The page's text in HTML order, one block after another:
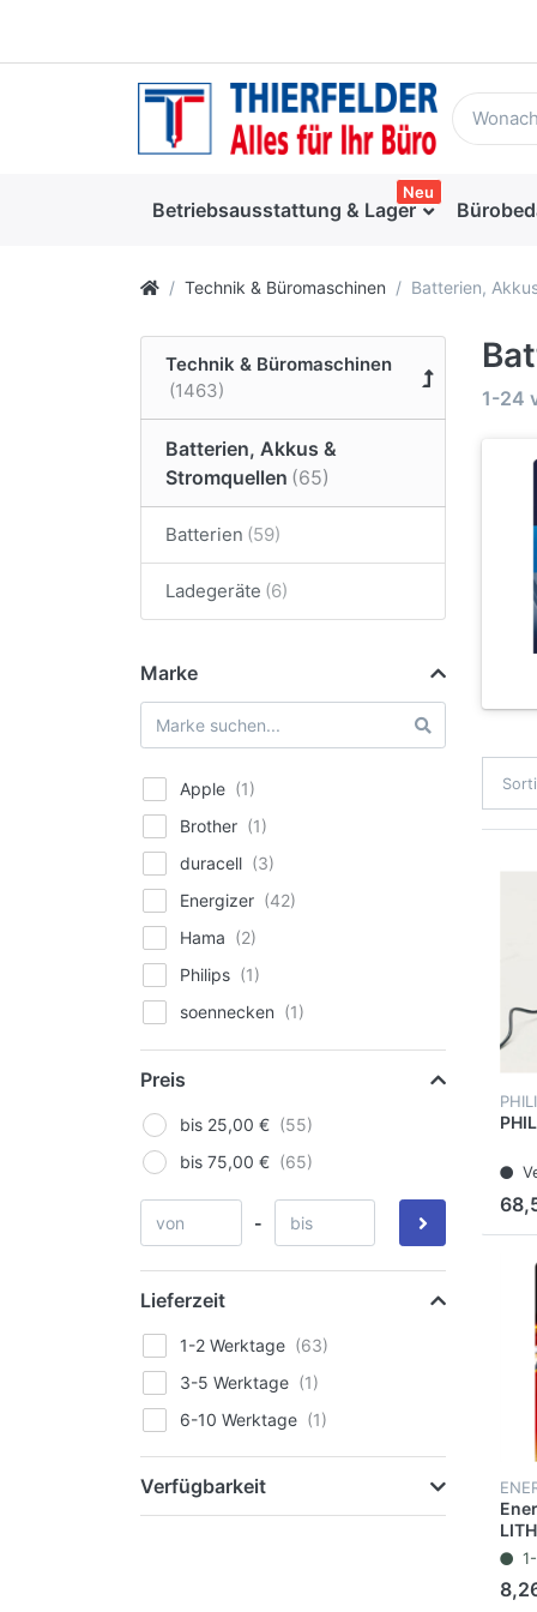
Betriebsausstattung & Lager
Neu
Technik & Büromaschinen Batterien,
Technik & Büromaschinen
Batterien, Akkus &
Stromquellen
Batterien
Ladegeräte
Marke
Apple
Brother
duracell
Energizer
Hama
Philips
soennecken
Varta
Preis
bis 25,00 €
bis 75,00 €
-
Lieferzeit
1-2 Werktage
3-5 Werktage
6-10 Werktage
Verfügbarkeit
1-24